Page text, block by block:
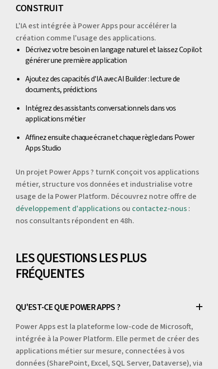
CONSTRUIT
L'IA est intégrée à Power Apps pour accélérer la
création comme l'usage des applications.
Décrivez votre besoin en langage naturel et laissez Copilot
générer une première application
Ajoutez des capacités d'IA avec AI Builder : lecture de
documents, prédictions
Intégrez des assistants conversationnels dans vos
applications métier
Affinez ensuite chaque écran et chaque règle dans Power
Apps Studio
Un projet Power Apps ? turnK conçoit vos applications
métier, structure vos données et industrialise votre
usage de la Power Platform. Découvrez notre offre de
développement d'applicationsou contactez-nous:
nos consultants répondent en 48h.
LES QUESTIONS LES PLUS
FRÉQUENTES
QU'EST-CE QUE POWER APPS ?
Power Apps est la plateforme low-code de Microsoft,
intégrée à la Power Platform. Elle permet de créer des
applications métier sur mesure, connectées à vos
données (SharePoint, Excel, SQL Server, Dataverse), via